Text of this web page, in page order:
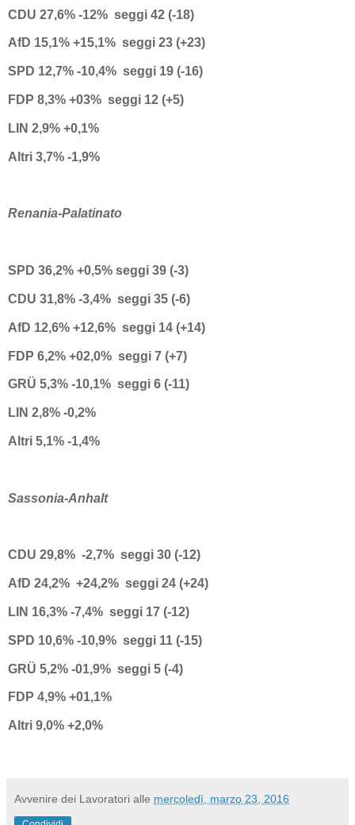
CDU 27,6% -12% seggi 42 (-18)
AfD 15,1% +15,1% seggi 23 (+23)
SPD 12,7% -10,4% seggi 19 (-16)
FDP 8,3% +03% seggi 12 (+5)
LIN 2,9% +0,1%
Altri 3,7% -1,9%
Renania-Palatinato
SPD 36,2% +0,5% seggi 39 (-3)
CDU 31,8% -3,4% seggi 35 (-6)
AfD 12,6% +12,6% seggi 14 (+14)
FDP 6,2% +02,0% seggi 7 (+7)
GRÜ 5,3% -10,1% seggi 6 (-11)
LIN 2,8% -0,2%
Altri 5,1% -1,4%
Sassonia-Anhalt
CDU 29,8% -2,7% seggi 30 (-12)
AfD 24,2% +24,2% seggi 24 (+24)
LIN 16,3% -7,4% seggi 17 (-12)
SPD 10,6% -10,9% seggi 11 (-15)
GRÜ 5,2% -01,9% seggi 5 (-4)
FDP 4,9% +01,1%
Altri 9,0% +2,0%
Avvenire dei Lavoratori alle mercoledì, marzo 23, 2016